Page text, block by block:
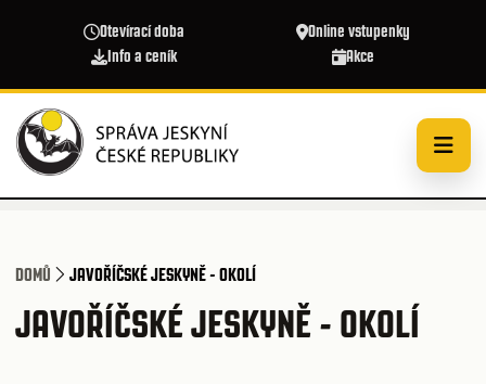
Otevírací doba
Online vstupenky
Info a ceník
Akce
DOMŮ JAVOŘÍČSKÉ JESKYNĚ - OKOLÍ
JAVOŘÍČSKÉ JESKYNĚ - OKOLÍ